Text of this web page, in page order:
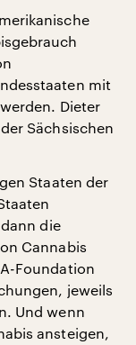
mit
Dieter
Sächsischen
Staaten der
die
Cannabis
Foundation
jeweils
Und wenn
ansteigen,